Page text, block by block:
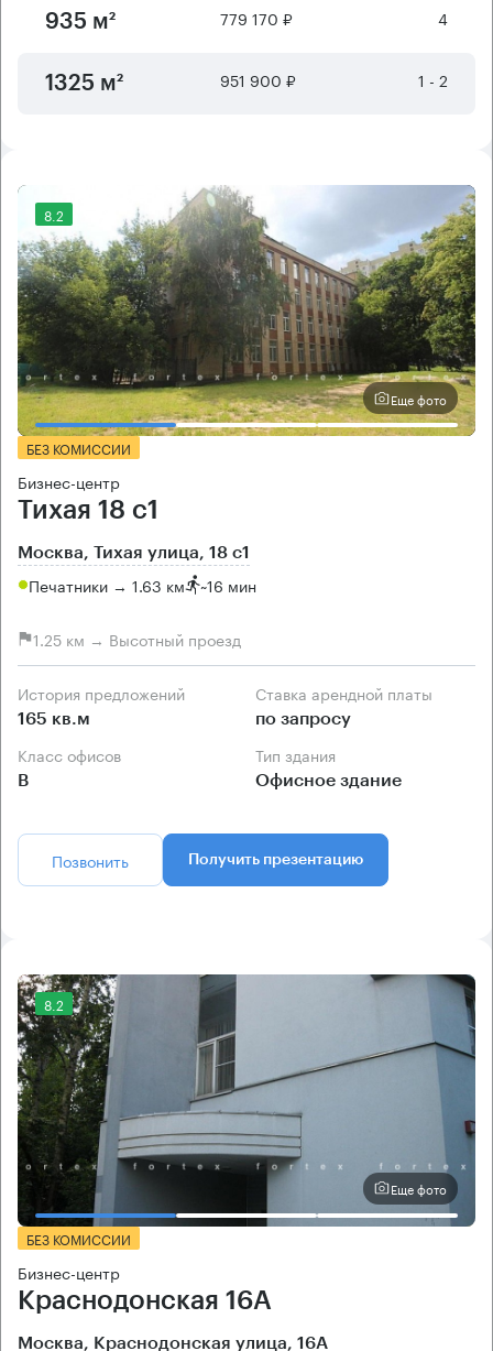
935 м² 779 170 ₽ 4
1325 м² 951 900 ₽ 1 - 2
8.2
Еще фото
БЕЗ КОМИССИИ
Бизнес-центр
Тихая 18 с1
Москва, Тихая улица, 18 с1
Печатники → 1.63 км ~16 мин
1.25 км → Высотный проезд
История предложений
165 кв.м
Ставка арендной платы
по запросу
Класс офисов
B
Тип здания
Офисное здание
Позвонить Получить презентацию
8.2
Еще фото
БЕЗ КОМИССИИ
Бизнес-центр
Краснодонская 16А
Москва, Краснодонская улица, 16А